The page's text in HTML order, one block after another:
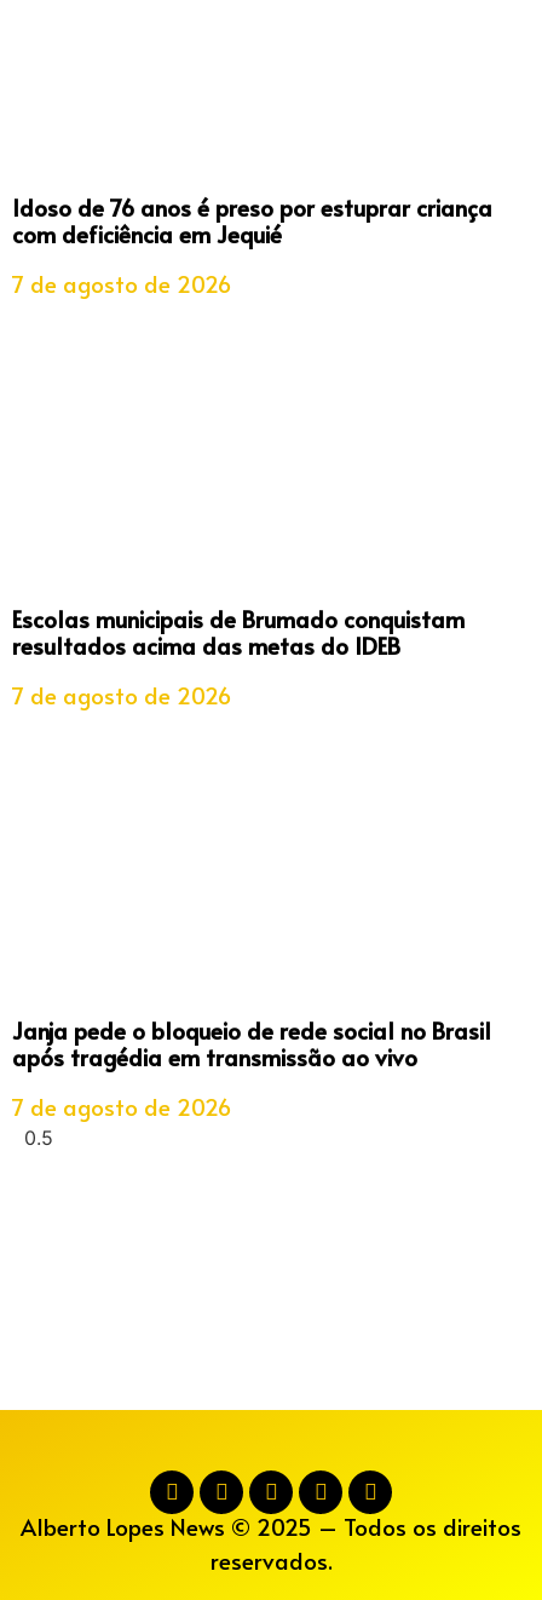
Idoso de 76 anos é preso por estuprar criança
com deficiência em Jequié
7 de agosto de 2026
Escolas municipais de Brumado conquistam
resultados acima das metas do IDEB
7 de agosto de 2026
Janja pede o bloqueio de rede social no Brasil
após tragédia em transmissão ao vivo
7 de agosto de 2026
Alberto Lopes News © 2025 – Todos os direitos
reservados.